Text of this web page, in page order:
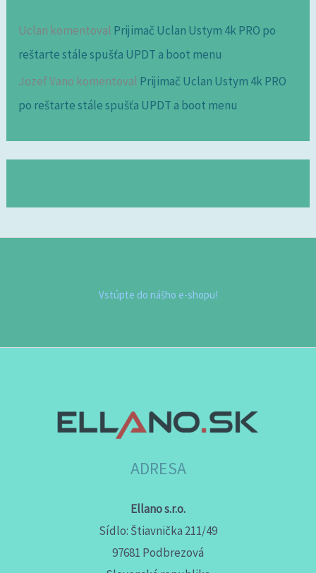
Uclan komentoval Prijimač Uclan Ustym 4k PRO po
reštarte stále spušťa UPDT a boot menu
Jozef Vano komentoval Prijimač Uclan Ustym 4k PRO
po reštarte stále spušťa UPDT a boot menu
Vstúpte do nášho e-shopu!
ADRESA
Ellano s.r.o.
Sídlo: Štiavnička 211/49
97681 Podbrezová